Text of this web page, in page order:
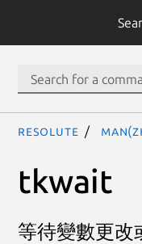
resolute
tkwait
等待變數更改